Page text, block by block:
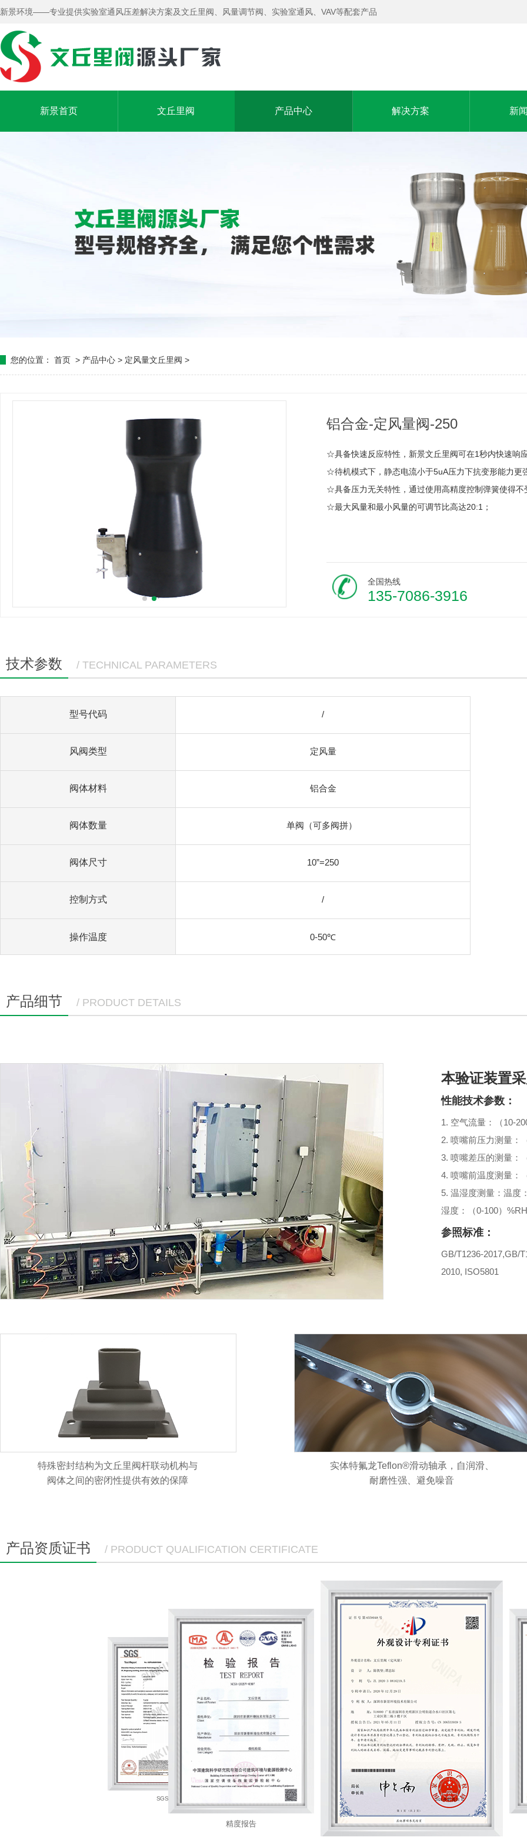
新景环境——专业提供实验室通风压差解决方案及文丘里阀、风量调节阀、实验室通风、VAV等配套产品
新景首页 文丘里阀 产品中心 解决方案 新
您的位置： 首页 > 产品中心 > 定风量文丘里阀 >
铝合金-定风量阀-250
☆具备快速反应特性，新景文丘里阀可在1秒内快速响
☆待机模式下，静态电流小于5uA压力下抗变形能力更
☆具备压力无关特性，通过使用高精度控制弹簧使得不
☆最大风量和最小风量的可调节比高达20:1；
全国热线
135-7086-3916
技术参数 / TECHNICAL PARAMETERS
型号代码 /
风阀类型 定风量
阀体材料 铝合金
阀体数量 单阀（可多阀拼）
阀体尺寸 10”=250
控制方式 /
操作温度 0-50℃
产品细节 / PRODUCT DETAILS
本验证装置
性能技术参数：
1. 空气流量：（10-
2. 喷嘴前压力测量：
3. 喷嘴差压的测量：
4. 喷嘴前温度测量
5. 温湿度测量：温
湿度：（0-100）
参照标准：
GB/T1236-2017,GB/
2010, ISO5801
特殊密封结构为文丘里阀杆联动机构与
阀体之间的密闭性提供有效的保障
实体特氟龙Teflon®滑动轴承，自润滑、
耐磨性强、避免噪音
产品资质证书 / PRODUCT QUALIFICATION CERTIFICATE
计算机软件著作权
SGS
精度报告